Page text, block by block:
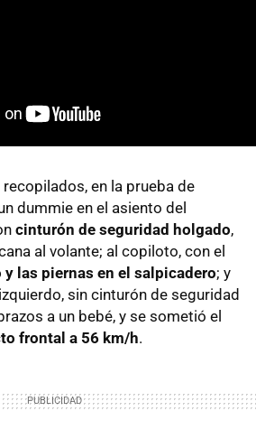
en la prueba de
dummie en el asiento del
cinturón de seguridad holgado,
al volante; al copiloto, con el
las piernas en el salpicadero; y
sin cinturón de seguridad
a un bebé, y se sometió el
frontal a 56 km/h.